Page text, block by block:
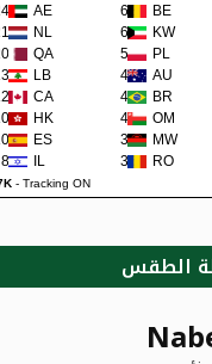
AE 62 BE
NL 60 KW
QA 57 PL
LB 48 AU
CA 45 BR
HK 42 OM
ES 38 MW
80 IL 36 RO
- Tracking ON
الطقس